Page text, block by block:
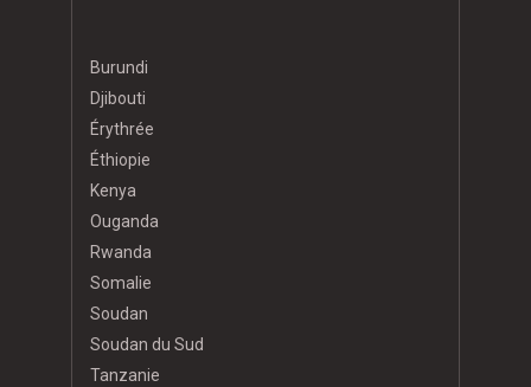
Burundi
Djibouti
Érythrée
Éthiopie
Kenya
Ouganda
Rwanda
Somalie
Soudan
Soudan du Sud
Tanzanie